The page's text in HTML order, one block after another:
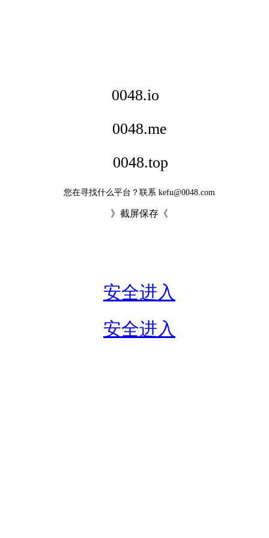
0048.io
0048.me
0048.top
您在寻找什么平台？联系 kefu@0048.com
》截屏保存《
安全进入
安全进入